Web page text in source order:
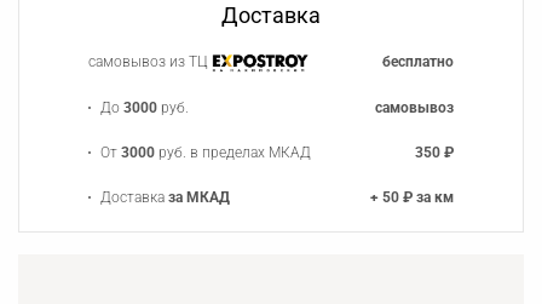
Доставка
самовывоз из ТЦ бесплатно
До3000 руб. самовывоз
От3000 руб. в пределах МКАД 350 ₽
Доставказа МКАД + 50 ₽ за км